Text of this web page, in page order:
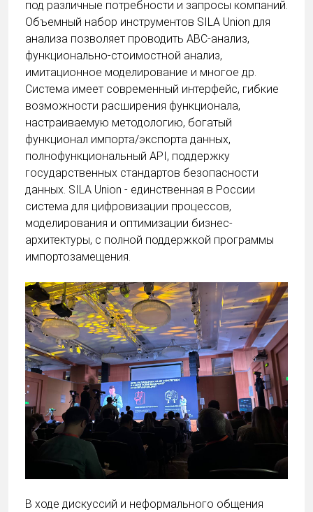
под различные потребности и запросы компаний.
Объемный набор инструментов SILA Union для
анализа позволяет проводить ABC-анализ,
функционально-стоимостной анализ,
имитационное моделирование и многое др.
Система имеет современный интерфейс, гибкие
возможности расширения функционала,
настраиваемую методологию, богатый
функционал импорта/экспорта данных,
полнофункциональный API, поддержку
государственных стандартов безопасности
данных. SILA Union - единственная в России
система для цифровизации процессов,
моделирования и оптимизации бизнес-
архитектуры, с полной поддержкой программы
импортозамещения.
В ходе дискуссий и неформального общения